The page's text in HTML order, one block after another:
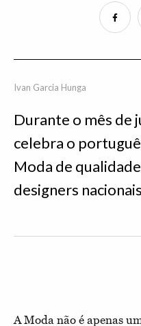
Ivan Garcia Hunga
Durante o mês de
celebra o
Moda de
designers
A Moda não é apenas